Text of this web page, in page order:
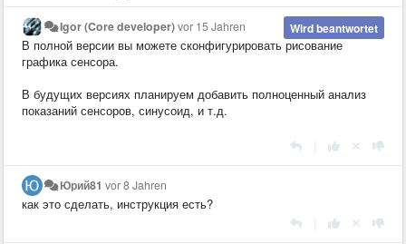
Wird beantwortet
Igor (Core developer)vor 15 Jahren
В полной версии вы можете сконфигурировать рисование
графика сенсора.
В будущих версиях планируем добавить полноценный анализ
показаний сенсоров, синусоид, и т.д.
Юрий81 vor 8 Jahren
как это сделать, инструкция есть?